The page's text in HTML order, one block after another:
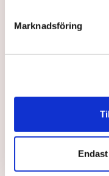
Marknadsföring